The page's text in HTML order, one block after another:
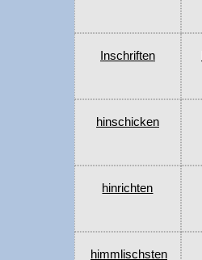
Inschriften
hinschicken
hinrichten
himmlischsten